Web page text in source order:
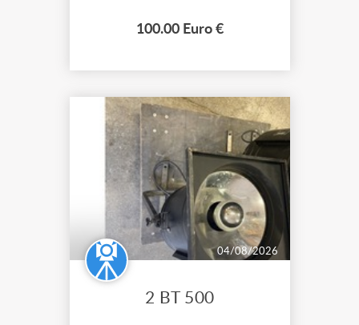
100.00 Euro €
04/08/2026
2 BT 500